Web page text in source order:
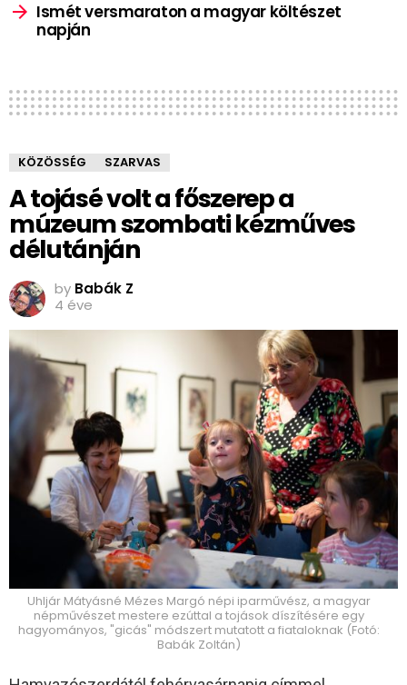
Ismét versmaraton a magyar költészet
napján
KÖZÖSSÉG SZARVAS
A tojásé volt a főszerep a
múzeum szombati kézműves
délutánján
by Babák Z
4 éve
Uhljár Mátyásné Mézes Margó népi iparművész, a magyar
népművészet mestere ezúttal a tojások díszítésére egy
hagyományos, "gicás" módszert mutatott a fiataloknak (Fotó:
Babák Zoltán)